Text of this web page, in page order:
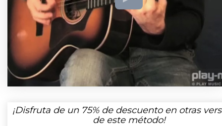
¡Disfruta de un 75%de descuento en otras
de este método!